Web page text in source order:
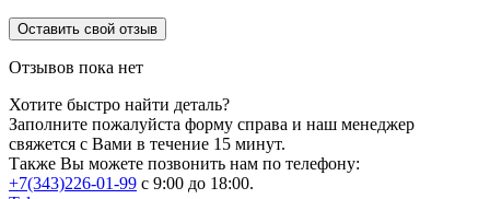
Оставить свой отзыв
Отзывов пока нет
Хотите быстро найти деталь?
Заполните пожалуйста форму справа и наш менеджер
свяжется с Вами в течение 15 минут.
Также Вы можете позвонить нам по телефону:
+7(343)226-01-99 с 9:00 до 18:00.